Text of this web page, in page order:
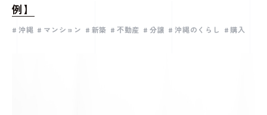
例】
沖縄 マンション 新築 不動産 分譲 沖縄のくらし 購入